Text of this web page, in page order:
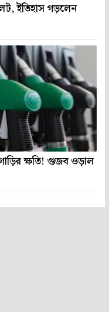
ইতিহাস গড়লেন
গাড়ির ক্ষতি! গুজব ওড়াল